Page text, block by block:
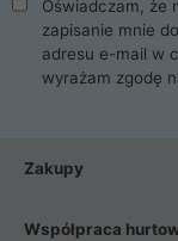
Oświadczam, że
zapisanie mnie
adresu e-mail w
wyrażam zgodę
Zakupy
Współpraca